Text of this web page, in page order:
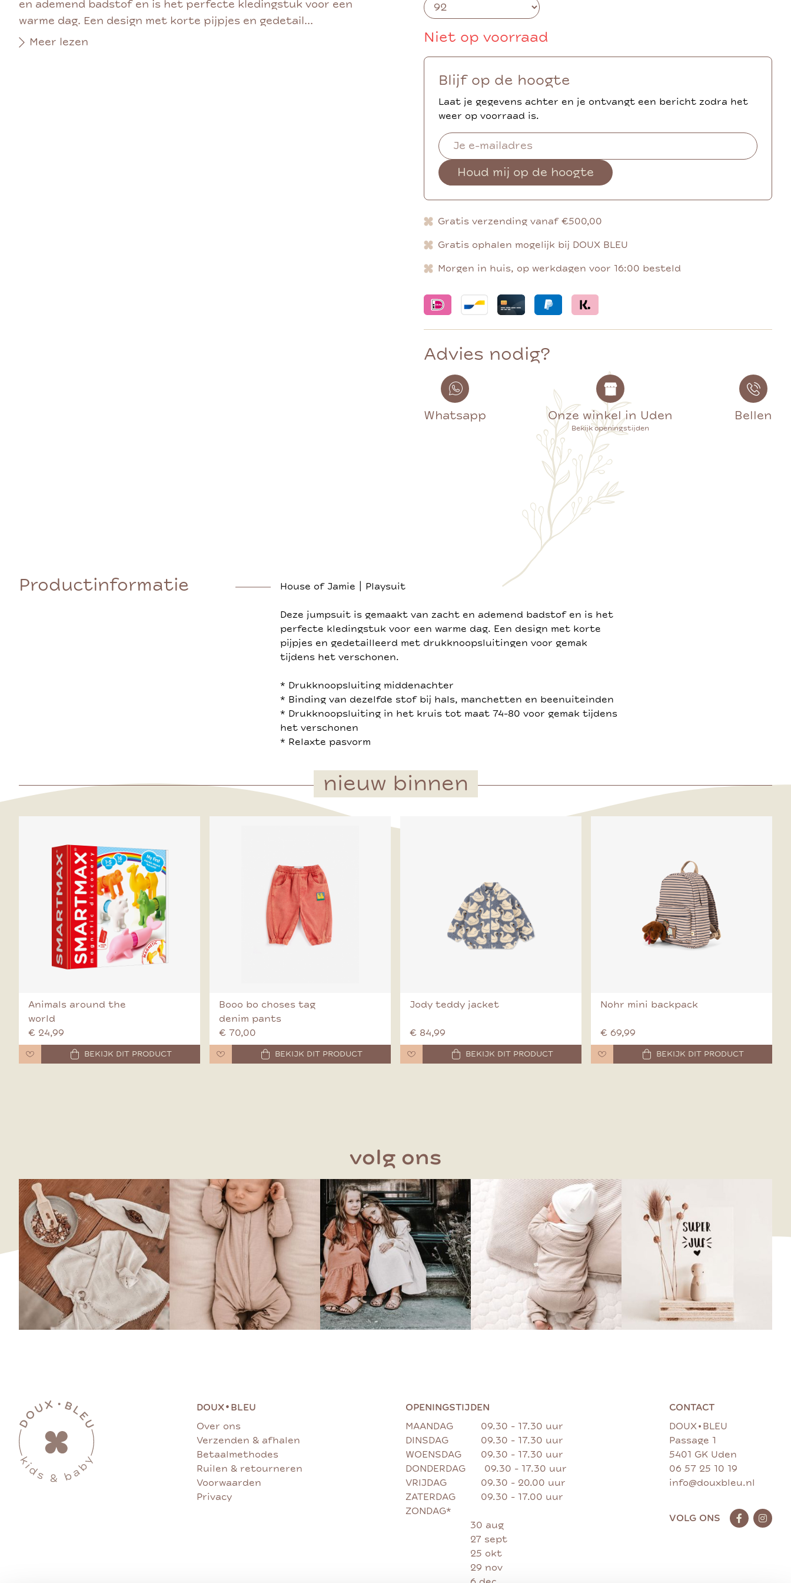
en ademend badstof en is het perfecte kledingstuk voor een
warme dag. Een design met korte pijpjes en gedetail...
Meer lezen
Niet op voorraad
Blijf op de hoogte
Laat je gegevens achter en je ontvangt een bericht zodra het
weer op voorraad is.
Houd mij op de hoogte
Gratis verzending vanaf €500,00
Gratis ophalen mogelijk bij DOUX BLEU
Morgen in huis, op werkdagen voor 16:00 besteld
Advies nodig?
Whatsapp Onze winkel in Uden
Bekijk openingstijden
Bellen
Productinformatie House of Jamie | Playsuit
Deze jumpsuit is gemaakt van zacht en ademend badstof en is het
perfecte kledingstuk voor een warme dag. Een design met korte
pijpjes en gedetailleerd met drukknoopsluitingen voor gemak
tijdens het verschonen.
* Drukknoopsluiting middenachter
* Binding van dezelfde stof bij hals, manchetten en beenuiteinden
* Drukknoopsluiting in het kruis tot maat 74-80 voor gemak tijdens
het verschonen
* Relaxte pasvorm
nieuw binnen
Animals around the
world
€ 24,99
BEKIJK DIT PRODUCT
Booo bo choses tag
denim pants
€ 70,00
BEKIJK DIT PRODUCT
Jody teddy jacket
€ 84,99
BEKIJK DIT PRODUCT
Nohr mini backpack
€ 69,99
BEKIJK DIT PRODUCT
volg ons
DOUX• BLEU
Over ons
Verzenden & afhalen
Betaalmethodes
Ruilen & retourneren
Voorwaarden
Privacy
OPENINGSTIJDEN
MAANDAG
09.30 - 17.30 uur
DINSDAG
09.30 - 17.30 uur
WOENSDAG
09.30 - 17.30 uur
DONDERDAG
09.30 - 17.30 uur
VRIJDAG
09.30 - 20.00 uur
ZATERDAG
09.30 - 17.00 uur
ZONDAG*
30 aug
27 sept
25 okt
29 nov
CONTACT
DOUX • BLEU
Passage 1
5401 GK Uden
06 57 25 10 19
info@douxbleu.nl
VOLG ONS